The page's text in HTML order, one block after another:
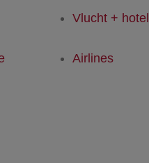
Vlucht + hotel
Airlines